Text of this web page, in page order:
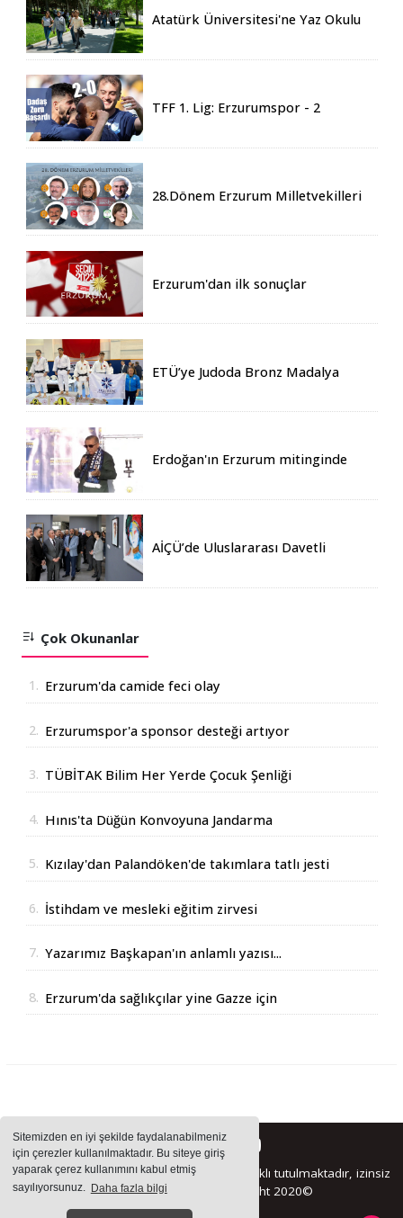
Sitemizden en iyi şekilde faydalanabilmeniz
için çerezler kullanılmaktadır. Bu siteye giriş
yaparak çerez kullanımını kabul etmiş
sayılıyorsunuz. Daha fazla bilgi
Atatürk Üniversitesi'ne Yaz Okulu
TFF 1. Lig: Erzurumspor - 2
28.Dönem Erzurum Milletvekilleri
Erzurum'dan ilk sonuçlar
ETÜ’ye Judoda Bronz Madalya
Erdoğan'ın Erzurum mitinginde
AİÇÜ’de Uluslararası Davetli
Çok Okunanlar
1. Erzurum'da camide feci olay
2. Erzurumspor'a sponsor desteği artıyor
3. TÜBİTAK Bilim Her Yerde Çocuk Şenliği
4. Hınıs'ta Düğün Konvoyuna Jandarma
5. Kızılay'dan Palandöken'de takımlara tatlı jesti
6. İstihdam ve mesleki eğitim zirvesi
7. Yazarımız Başkapan'ın anlamlı yazısı...
8. Erzurum'da sağlıkçılar yine Gazze için
Sitemizde bulunan içeriklerin tüm hakları saklı tutulmaktadır, izinsiz
içerikler kullanılamaz. Copyright 2020©